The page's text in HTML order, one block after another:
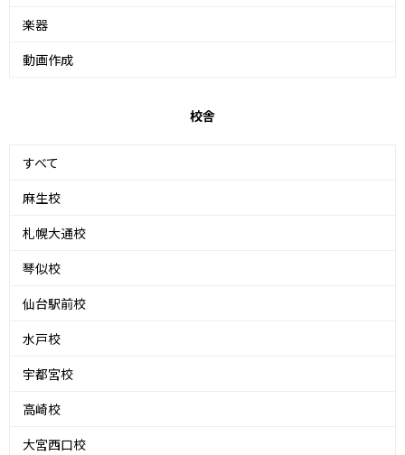
楽器
動画作成
校舎
すべて
麻生校
札幌大通校
琴似校
仙台駅前校
水戸校
宇都宮校
高崎校
大宮西口校